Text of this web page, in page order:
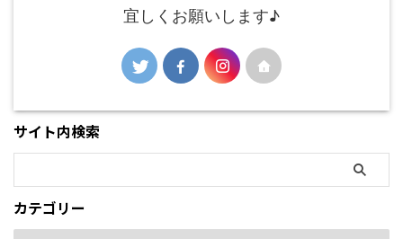
宜しくお願いします♪
サイト内検索
カテゴリー